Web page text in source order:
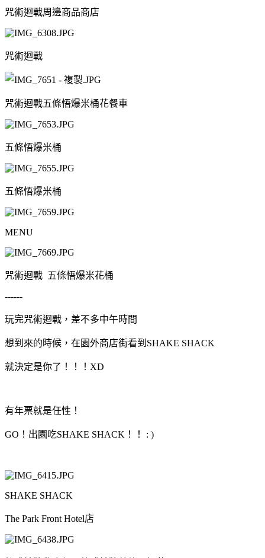
咒術迴戰周邊商品商店
咒術迴戰
咒術迴戰五條悟爆米桶花餐車
五條悟爆米桶
五條悟爆米桶
MENU
咒術迴戰 五條悟爆米花桶
------
玩完咒術迴戰，差不多中午時間
想到來的時候，在園外商店街看到SHAKE SHACK
就決定是你了！！！XD
有年票就是任性！
GO！出園吃SHAKE SHACK！！ : )
SHAKE SHACK
The Park Front Hotel店